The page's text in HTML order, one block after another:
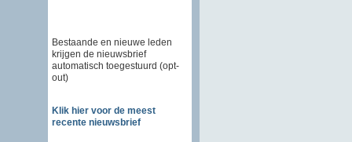
Bestaande en nieuwe leden
krijgen de nieuwsbrief
automatisch toegestuurd (opt-
out)
Klik hier voor de meest
recente nieuwsbrief